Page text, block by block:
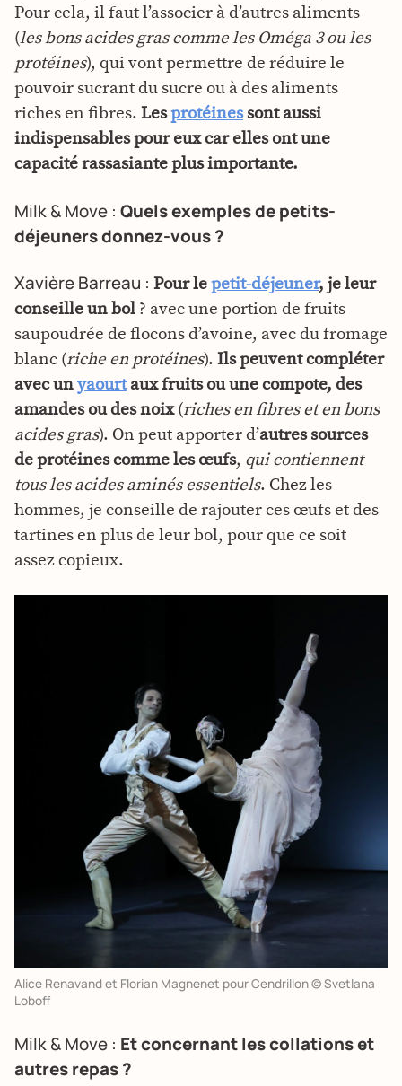
Pour cela, il faut l’associer à d’autres aliments
(les bons acides gras comme les Oméga 3 ou les
protéines), qui vont permettre de réduire le
pouvoir sucrant du sucre ou à des aliments
riches en fibres. Lesprotéinessont aussi
indispensables pour eux car elles ont une
capacité rassasiante plus importante.
Milk & Move : Quels exemples de petits-
déjeuners donnez-vous ?
Xavière Barreau : Pour le petit-déjeuner, je leur
conseille un bol ? avec une portion de fruits
saupoudrée de flocons d’avoine, avec du fromage
blanc (riche en protéines). Ils peuvent compléter
avec un yaourtaux fruits ou une compote, des
amandes ou des noix(riches en fibres et en bons
acides gras). On peut apporter d’autres sources
de protéines comme les œufs, qui contiennent
tous les acides aminés essentiels. Chez les
hommes, je conseille de rajouter ces œufs et des
tartines en plus de leur bol, pour que ce soit
assez copieux.
Alice Renavand et Florian Magnenet pour Cendrillon © Svetlana
Loboff
Milk & Move : Et concernant les collations et
autres repas ?